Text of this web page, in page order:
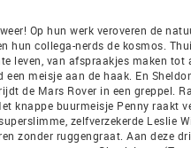
Op hun werk veroveren de
hun collega-nerds de kosmos.
leven, van afspraakjes maken tot
een meisje aan de haak. En
de Mars Rover in een greppel.
knappe buurmeisje Penny raakt
zelfverzekerde Leslie
zonder ruggengraat. Aan deze